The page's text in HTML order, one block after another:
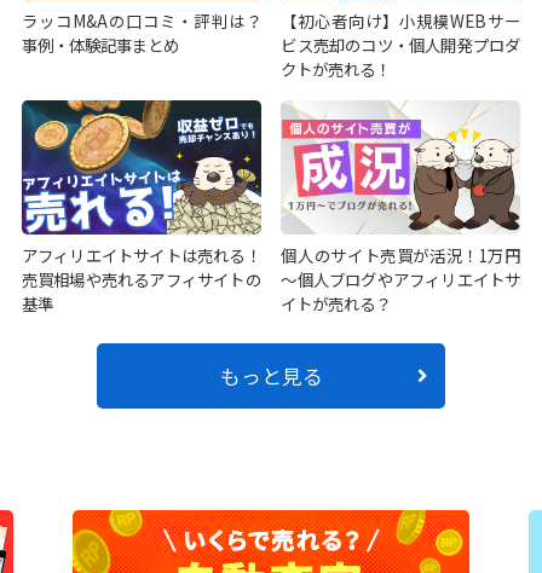
ラッコM&Aの口コミ・評判は？
事例・体験記事まとめ
【初心者向け】小規模WEBサー
ビス売却のコツ・個人開発プロダ
クトが売れる！
アフィリエイトサイトは売れる！
売買相場や売れるアフィサイトの
基準
個人のサイト売買が活況！1万円
～個人ブログやアフィリエイトサ
イトが売れる？
もっと見る